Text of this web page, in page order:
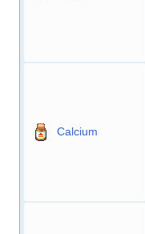
Calcium